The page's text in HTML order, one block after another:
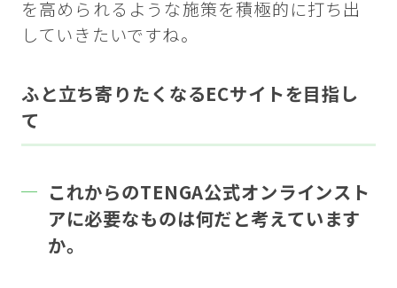
を高められるような施策を積極的に打ち出
していきたいですね。
ふと立ち寄りたくなるECサイトを目指し
て
これからのTENGA公式オンラインスト
アに必要なものは何だと考えています
か。